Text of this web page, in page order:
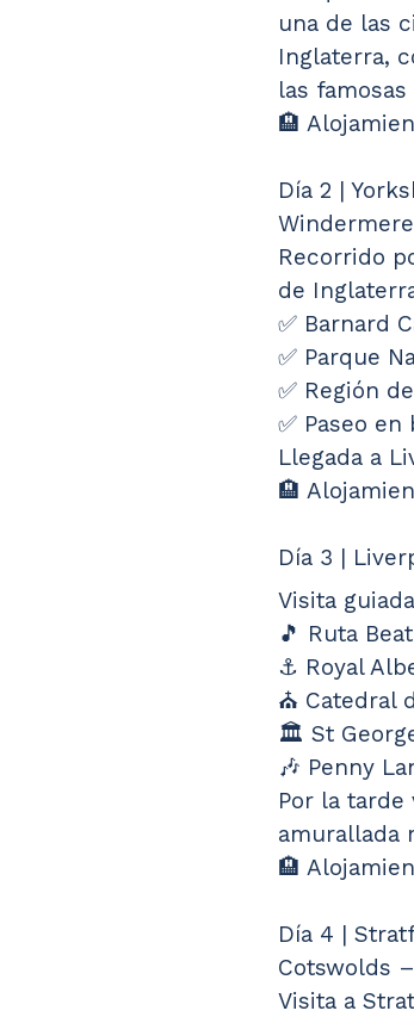
una de las
Inglaterra,
las
🏨
Día 2 |
Recorrido
de
✅ Barnard
✅ Parque
✅ Región
✅ Paseo
Llegada a
🏨
Día 3 |
Visita
🎵 Ruta
⚓ Royal
⛪ Catedral
🏛️ St
🎶 Penny
Por la tarde
amurallada
🏨
Día 4 |
Cotswolds
Visita a